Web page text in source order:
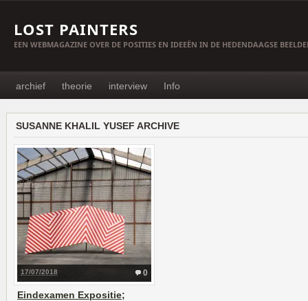
LOST PAINTERS
EEN WEBMAGAZINE OVER DE POSITIES EN IDEEËN IN DE HEDENDAAGSE
archief theorie interview Info
SUSANNE KHALIL YUSEF ARCHIVE
0
17/07/2018
Eindexamen Expositie;